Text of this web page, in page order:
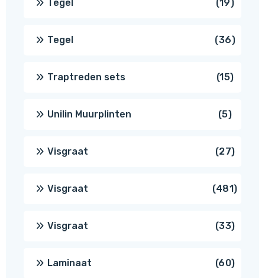
Tegel 19 19
Tegel 3636
Traptreden sets 1515
Unilin Muurplinten 55
Visgraat 2727
Visgraat 481481
Visgraat 3333
Laminaat 6060